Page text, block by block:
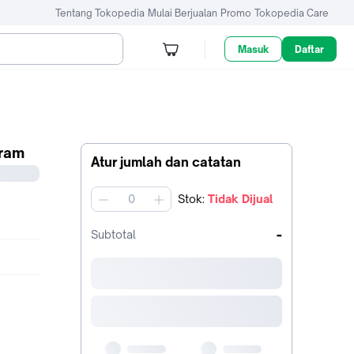
Tentang Tokopedia Mulai Berjualan Promo Tokopedia Care
Masuk Daftar
Atur jumlah dan catatan
jumlah Stok: Tidak Dijual
Subtotal -